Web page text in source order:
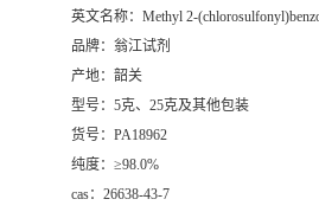
英文名称： Methyl 2-
品牌： 翁江试剂
产地： 韶关
型号： 5克、25克及其他包装
货号： PA18962
纯度： ≥98.0%
cas： 26638-43-7